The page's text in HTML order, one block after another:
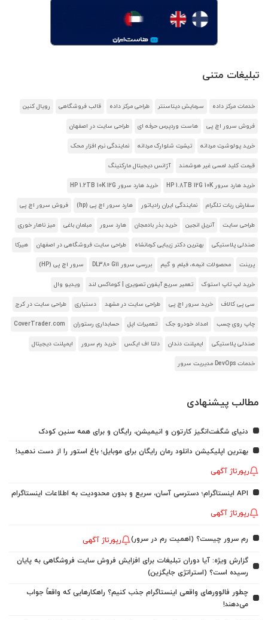
تبلیغات متنی
خدمات مرکز داده سرمایش دیتاسنتر طراحی مرکز داده قالب فروشگاهی رویال کنین
فروش سرور اچ پی هاست وردپرس حرفه ای طراحی سایت در اصفهان
خرید پولوشرت مردانه تیشرت شلوارک مردانه نمایندگی نرم افزار محک
قیمت کلید لمسی غیر هوشمند آژانس دیجیتال مارکتینگ
خرید هارد سرور HP 1.8TB 12G 10K خرید هارد سرور HP 1.2TB 10K 12G
سفارش ربات تلگرام نمایندگی ایران رادیاتور هارد سرور اچ پی (hp) فروش سرور اچ پی
طراحی سایت آنریل انجین خرید بذر بادمجان هارد سرور مبلمان باغی میز ناهار خوری
صندلی پلاستیکی بهترین دکتر زیبایی کرمانشاه طراحی سایت فروشگاهی در اصفهان هیرکا
پرینت محصولات انیمه، فیلم و گیم بررسی سرور DL380 G11 سرور اچ پی (HP)
خرید لپ تاپ استوک تعمیر سریع آیفون تصویری | کوماکس لند ویدیو وال
سی پی کالاف خرید سرور اچ پی طراحی سایت در مشهد دستیاری طراحی سایت در کرج
چاپ روی چسب امداد خودرو جک تعمیرات اپل حسابداری رستوران CoverTrader.com
صندلی پلاستیکی ایمپلنت دندان دلتا اف ایکس خرید رم سرور ایمپلنت دیجیتال
خدمات DevOps مدیریت سرور
مطالب پیشنهادی
دنیای شگفت‌انگیز کارتون و انیمیشن، رایگان و برای همه سنین کودک
بهترین اپلیکیشن دانلود رمان رایگان برای موبایل؛ باغ استور را از دست ندهید!
رپورتاژ آگهی
API اینستاگرام؛ دسترسی آسان، سریع و بدون محدودیت به اطلاعات اینستاگرام
رپورتاژ آگهی
رم سرور چیست؟ (اهمیت رم در سرور) رپورتاژ آگهی
گزارش ویژه: آیا دوران تبلیغات برای افزایش فروش سایت فروشگاهی به پایان
رسیده است؟ (استراتژی جایگزین)
چطور فالوورهای واقعی اینستاگرام جذب کنیم؟ راهکارهایی که واقعاً جواب
می‌دهند!